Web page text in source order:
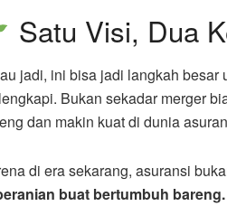
Satu Visi, Dua
jadi, ini bisa jadi langkah besar
Bukan sekadar merger
dan makin kuat di dunia
di era sekarang, asuransi
buat bertumbuh bareng.